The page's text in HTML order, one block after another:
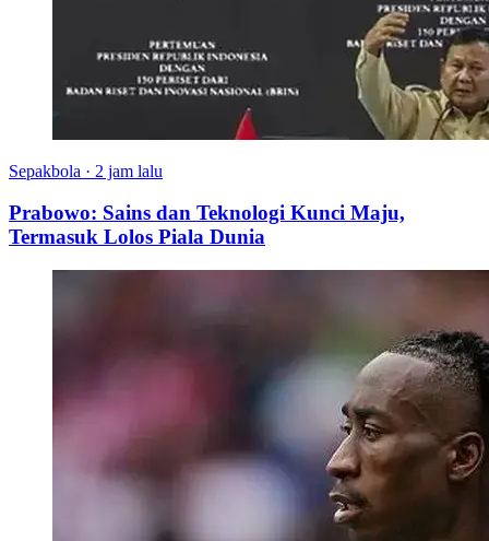
Sepakbola · 2 jam lalu
Prabowo: Sains dan Teknologi Kunci Maju,
Termasuk Lolos Piala Dunia